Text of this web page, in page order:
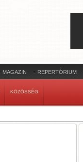
MAGAZIN REPERTÓRIUM
KÖZÖSSÉG